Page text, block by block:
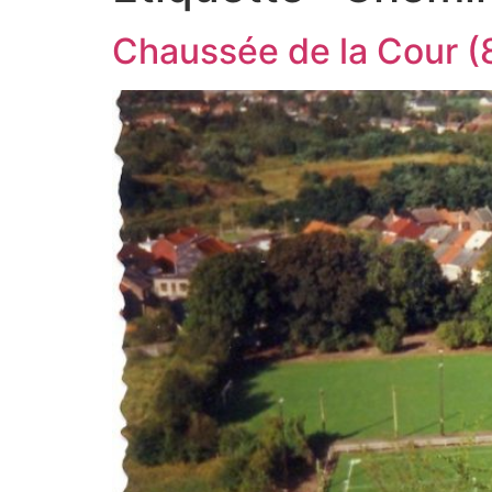
Chaussée de la Cour